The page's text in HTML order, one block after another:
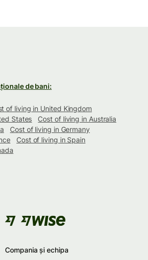
de bani:
of living in United Kingdom
States
Cost of living in Australia
Cost of living in Germany
Cost of living in Spain
Compania și echipa